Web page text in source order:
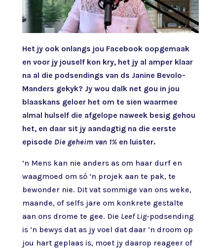
Het jy ook onlangs jou Facebook oopgemaak
en voor jy jouself kon kry, het jy al amper klaar
na al die podsendings van ds Janine Bevolo-
Manders gekyk? Jy wou dalk net gou in jou
blaaskans geloer het om te sien waarmee
almal hulself die afgelope naweek besig gehou
het, en daar sit jy aandagtig na die eerste
episode Die geheim van 1%en luister.
’n Mens kan nie anders as om haar durf en
waagmoed om só ’n projek aan te pak, te
bewonder nie. Dit vat sommige van ons weke,
maande, of selfs jare om konkrete gestalte
aan ons drome te gee. Die Leef Lig-podsending
is ’n bewys dat as jy voel dat daar ’n droom op
jou hart geplaas is, moet jy daarop reageer of